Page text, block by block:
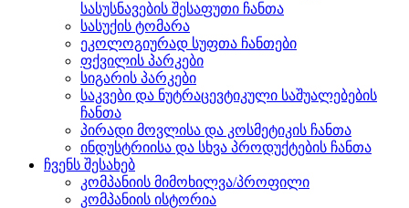
სასუსნავების შესაფუთი ჩანთა
სასუქის ტომარა
ეკოლოგიურად სუფთა ჩანთები
ფქვილის პარკები
სიგარის პარკები
საკვები და ნუტრაცევტიკული საშუალებების
ჩანთა
პირადი მოვლისა და კოსმეტიკის ჩანთა
ინდუსტრიისა და სხვა პროდუქტების ჩანთა
ჩვენს შესახებ
კომპანიის მიმოხილვა/პროფილი
კომპანიის ისტორია